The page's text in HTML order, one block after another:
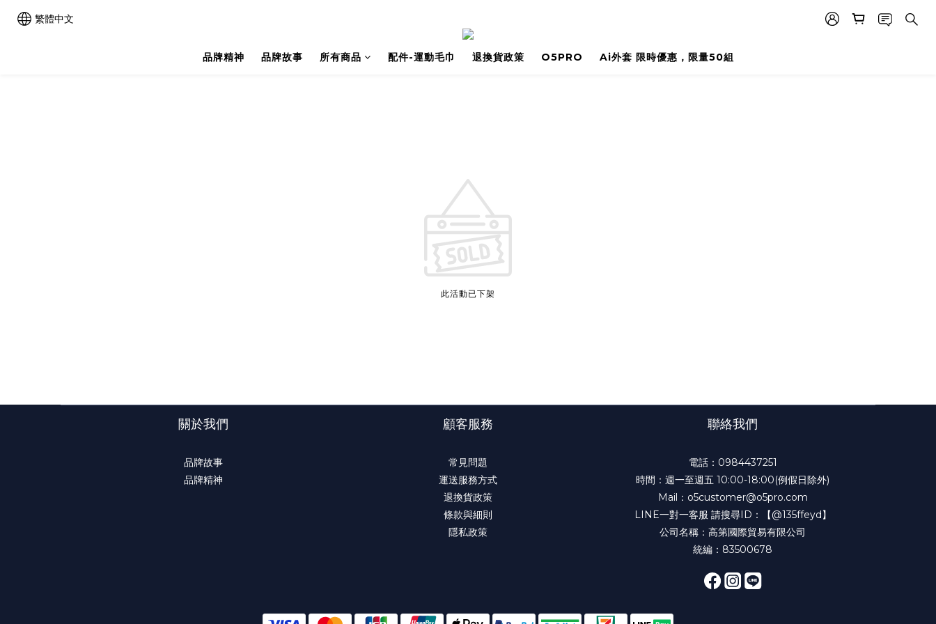
繁體中文
品牌精神 品牌故事 所有商品 配件-運動毛巾 退換貨政策 O5PRO Ai外套 限時優惠，限量50組
此活動已下架
關於我們
品牌故事
品牌精神
顧客服務
常見問題
運送服務方式
退換貨政策
條款與細則
隱私政策
聯絡我們
電話： 0984437251
時間：週一至週五 10:00-18:00(例假日除外)
Mail： o5customer@o5pro.com
LINE一對一客服 請搜尋ID：
【@135ffeyd】
公司名稱：高第國際貿易有限公司
統編：83500678